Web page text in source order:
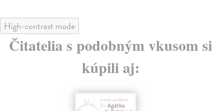
High-contrast mode
Čitatelia s podobným vkusom si
kúpili aj: